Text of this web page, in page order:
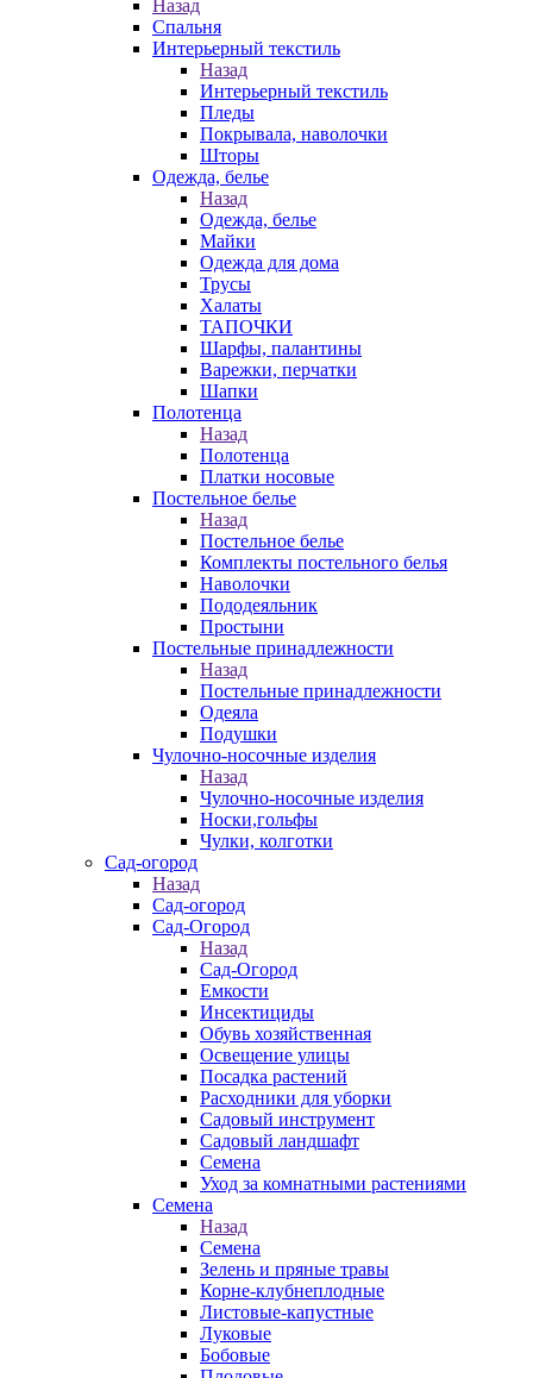
Назад
Спальня
Интерьерный текстиль
Назад
Интерьерный текстиль
Пледы
Покрывала, наволочки
Шторы
Одежда, белье
Назад
Одежда, белье
Майки
Одежда для дома
Трусы
Халаты
ТАПОЧКИ
Шарфы, палантины
Варежки, перчатки
Шапки
Полотенца
Назад
Полотенца
Платки носовые
Постельное белье
Назад
Постельное белье
Комплекты постельного белья
Наволочки
Пододеяльник
Простыни
Постельные принадлежности
Назад
Постельные принадлежности
Одеяла
Подушки
Чулочно-носочные изделия
Назад
Чулочно-носочные изделия
Носки,гольфы
Чулки, колготки
Сад-огород
Назад
Сад-огород
Сад-Огород
Назад
Сад-Огород
Емкости
Инсектициды
Обувь хозяйственная
Освещение улицы
Посадка растений
Расходники для уборки
Садовый инструмент
Садовый ландшафт
Семена
Уход за комнатными растениями
Семена
Назад
Семена
Зелень и пряные травы
Корне-клубнеплодные
Листовые-капустные
Луковые
Бобовые